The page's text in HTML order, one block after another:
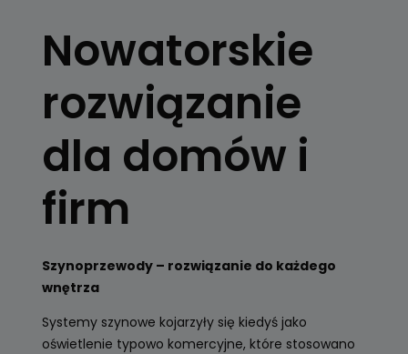
Skorzystaj z
Zobacz
Nowatorskie
rozwiązanie
dla domów i
firm
Szynoprzewody – rozwiązanie do każdego
wnętrza
Systemy szynowe kojarzyły się kiedyś jako
oświetlenie typowo komercyjne, które stosowano